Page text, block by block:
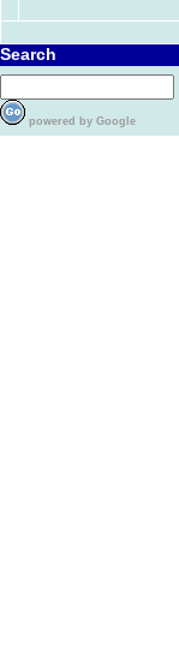
Search
powered by Google